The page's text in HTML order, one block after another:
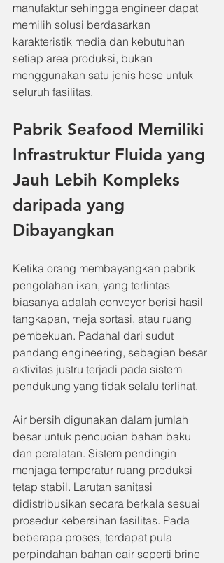
manufaktur sehingga engineer dapat
memilih solusi berdasarkan
karakteristik media dan kebutuhan
setiap area produksi, bukan
menggunakan satu jenis hose untuk
seluruh fasilitas.
Pabrik Seafood Memiliki
Infrastruktur Fluida yang
Jauh Lebih Kompleks
daripada yang
Dibayangkan
Ketika orang membayangkan pabrik
pengolahan ikan, yang terlintas
biasanya adalah conveyor berisi hasil
tangkapan, meja sortasi, atau ruang
pembekuan. Padahal dari sudut
pandang engineering, sebagian besar
aktivitas justru terjadi pada sistem
pendukung yang tidak selalu terlihat.
Air bersih digunakan dalam jumlah
besar untuk pencucian bahan baku
dan peralatan. Sistem pendingin
menjaga temperatur ruang produksi
tetap stabil. Larutan sanitasi
didistribusikan secara berkala sesuai
prosedur kebersihan fasilitas. Pada
beberapa proses, terdapat pula
perpindahan bahan cair seperti brine